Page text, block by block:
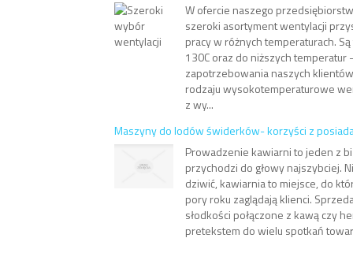
W ofercie naszego
szeroki asortyment wentylacji
pracy w różnych temperaturach.
130C oraz do niższych temperatur
zapotrzebowania naszych
rodzaju wysokotemperaturowe
z wy...
Maszyny do lodów świderków- korzyści z
Prowadzenie kawiarni to jeden z
przychodzi do głowy najszybciej.
dziwić, kawiarnia to miejsce, do
pory roku zaglądają klienci.
słodkości połączone z kawą czy
pretekstem do wielu spotkań